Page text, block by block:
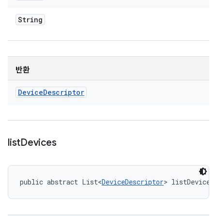
String
반환
DeviceDescriptor
listDevices
public abstract List<DeviceDescriptor>